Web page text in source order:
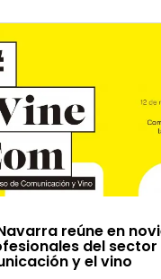
reúne en
del sector
y el vino